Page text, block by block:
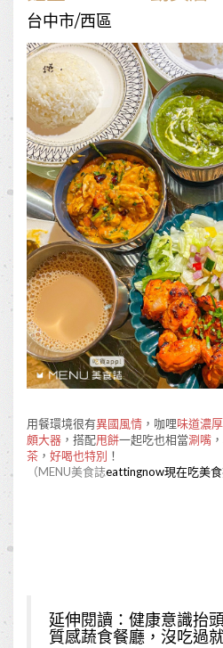
台中市/西區
用餐環境很有異國風情 ，咖哩味道濃厚
頗大器 ，搭配甩餅一起吃也相當涮嘴
茶 ， 好喝也特別 ！
（MENU美食誌eattingnow現在吃美食
延伸閱讀： 健康意識抬
質感蔬食餐廳，沒吃過